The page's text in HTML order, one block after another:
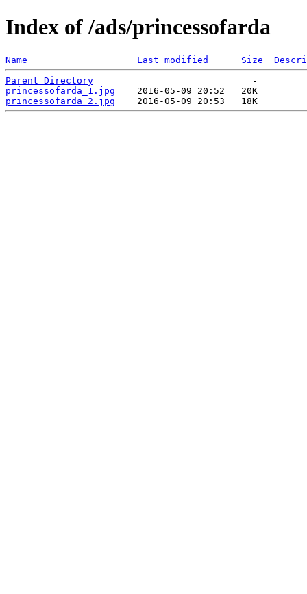
Index of /ads/princessofarda
Name Last modified Size
Parent Directory
princessofarda_1.jpg
princessofarda_2.jpg